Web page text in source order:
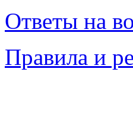
Ответы на
Правила и